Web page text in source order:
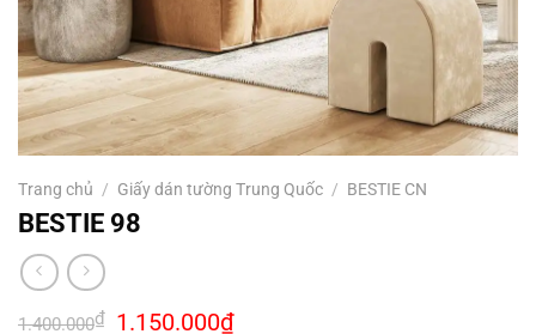
Trang chủ / Giấy dán tường Trung Quốc / BESTIE CN
BESTIE 98
1.400.000₫ Giá
1.150.000₫Giá